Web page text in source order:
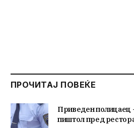
ПРОЧИТАЈ ПОВЕЌЕ
Приведен полицаец
пиштол пред